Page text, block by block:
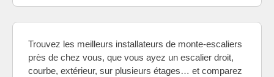
Trouvez les meilleurs installateurs de monte-escaliers
près de chez vous, que vous ayez un escalier droit,
courbe, extérieur, sur plusieurs étages… et comparez